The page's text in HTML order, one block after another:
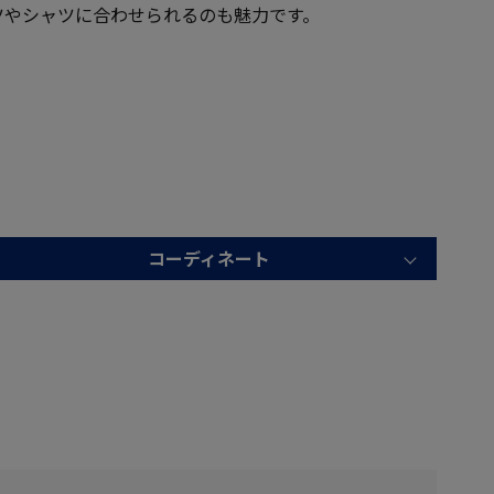
シャツに合わせられるのも魅力です。
コーディネート